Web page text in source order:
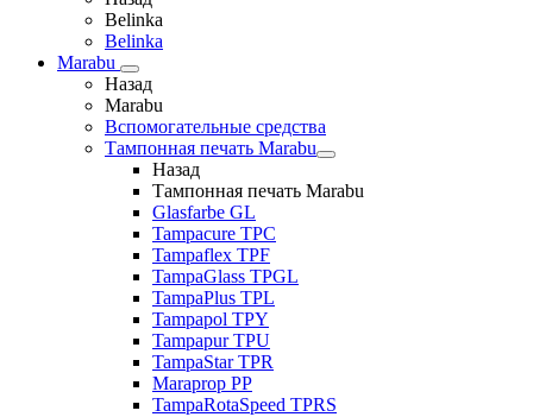
Belinka
Belinka
Marabu
Назад
Marabu
Вспомогательные средства
Тампонная печать Marabu
Назад
Тампонная печать Marabu
Glasfarbe GL
Tampacure TPC
Tampaflex TPF
TampaGlass TPGL
TampaPlus TPL
Tampapol TPY
Tampapur TPU
TampaStar TPR
Maraprop PP
TampaRotaSpeed TPRS